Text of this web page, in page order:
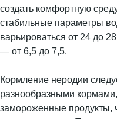
создать комфортную
стабильные параметры
варьироваться от 24 до
— от 6,5 до 7,5.
Кормление неродии
разнообразными
замороженные продукты,